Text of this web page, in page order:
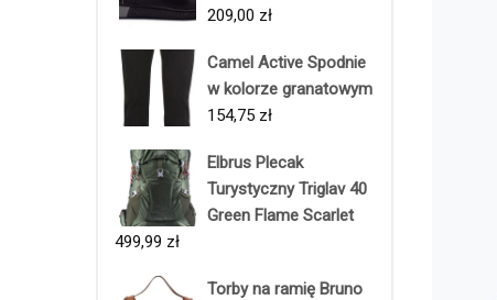
209,00 zł
Camel Active Spodnie
w kolorze granatowym
154,75 zł
Elbrus Plecak
Turystyczny Triglav 40
Green Flame Scarlet
499,99 zł
Torby na ramię Bruno